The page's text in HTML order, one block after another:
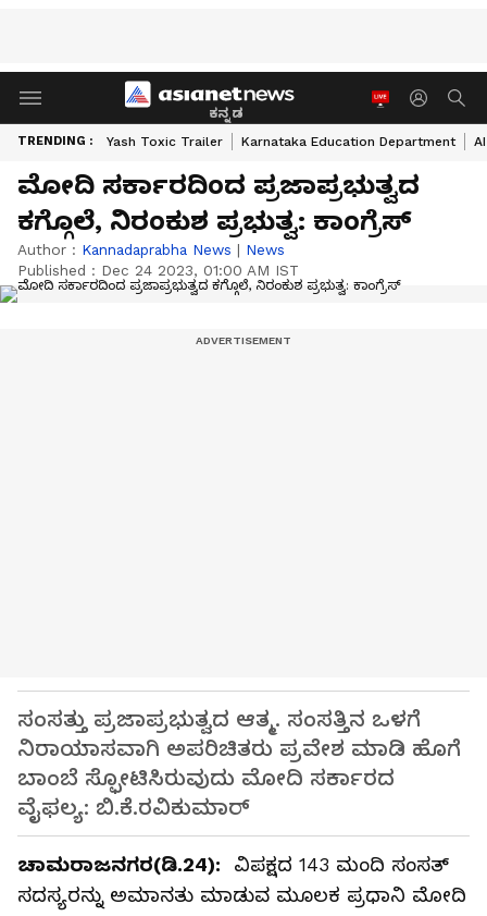
ಕನ್ನಡ
TRENDING : Yash Toxic Trailer Karnataka Education Department
ಮೋದಿ ಸರ್ಕಾರದಿಂದ ಪ್ರಜಾಪ್ರಭುತ್ವದ
ಕಗ್ಗೊಲೆ, ನಿರಂಕುಶ ಪ್ರಭುತ್ವ: ಕಾಂಗ್ರೆಸ್
Author : Kannadaprabha News | News
Published : Dec 24 2023, 01:00 AM IST
ಸಂಸತ್ತು ಪ್ರಜಾಪ್ರಭುತ್ವದ ಆತ್ಮ. ಸಂಸತ್ತಿನ ಒಳಗೆ
ನಿರಾಯಾಸವಾಗಿ ಅಪರಿಚಿತರು ಪ್ರವೇಶ ಮಾಡಿ ಹೊಗೆ
ಬಾಂಬೆ ಸ್ಫೋಟಿಸಿರುವುದು ಮೋದಿ ಸರ್ಕಾರದ
ವೈಫಲ್ಯ: ಬಿ.ಕೆ.ರವಿಕುಮಾರ್‌
ಚಾಮರಾಜನಗರ(ಡಿ.24): ವಿಪಕ್ಷದ 143 ಮಂದಿ ಸಂಸತ್
ಸದಸ್ಯರನ್ನು ಅಮಾನತು ಮಾಡುವ ಮೂಲಕ ಪ್ರಧಾನಿ ಮೋದಿ